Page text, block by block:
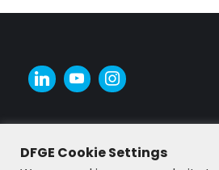
DFGE Cookie Settings